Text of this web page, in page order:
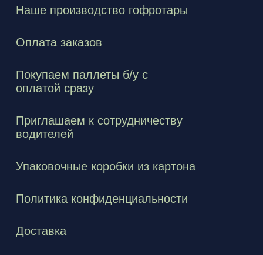
Наше производство гофротары
Оплата заказов
Покупаем паллеты б/у с
оплатой сразу
Приглашаем к сотрудничеству
водителей
Упаковочные коробки из картона
Политика конфиденциальности
Доставка